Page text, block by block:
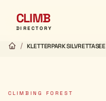
CLIMB
DIRECTORY
/ KLETTERPARK SILVRETTASEE
CLIMBING FOREST